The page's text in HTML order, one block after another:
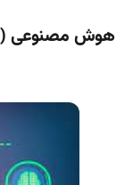
هوش مصنوعی (AI) در بازاریابی برای شبکه مالی